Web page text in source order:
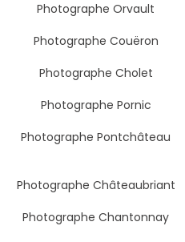
Photographe Orvault
Photographe Couëron
Photographe Cholet
Photographe Pornic
Photographe Pontchâteau
Photographe Châteaubriant
Photographe Chantonnay